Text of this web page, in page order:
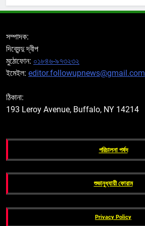
সম্পাদক:
দিব্যেন্দু দ্বীপ
মুঠোফোন: ০১৮৪৬-৯৭৩২৩২
ইমেইল: editor.followupnews@gmail.com
ঠিকানা:
193 Leroy Avenue, Buffalo, NY 14214
পরিচালনা পর্ষদ
শুভানুধ্যায়ী ফোরাম
Privacy Policy